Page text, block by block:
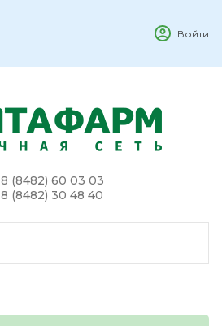
Войти
8 (8482) 60 03 03
8 (8482) 30 48 40